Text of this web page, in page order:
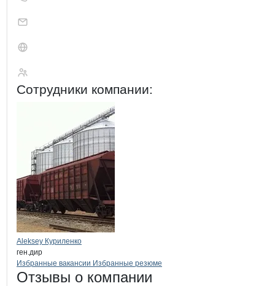
Сотрудники компании:
Aleksey Куриленко
ген.дир
Брендыкомпани Титул
Вакансии вТитул
Избранные вакансии Избранные резюме
Новости oТитул, ООО
Отзывы о компании